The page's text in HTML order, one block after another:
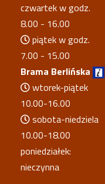
czwartek w godz.
8.00 - 16.00
piątek w godz.
7.00 - 15.00
Brama Berlińska
wtorek-piątek
10.00-16.00
sobota-niedziela
10.00-18.00
poniedziałek:
nieczynna